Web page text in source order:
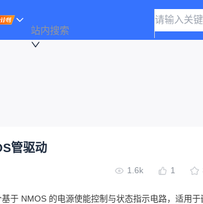
站内搜索
管驱动
1.6k 1
于 NMOS 的电源使能控制与状态指示电路，适用于